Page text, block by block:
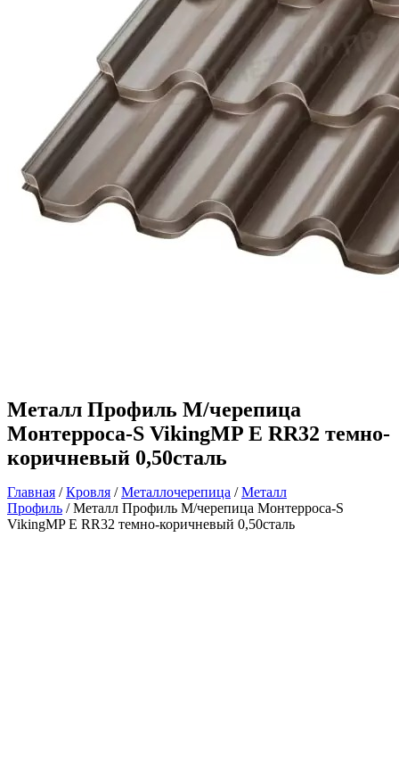
Металл Профиль М/черепица
Монтерроса-S VikingMP E RR32 темно-
коричневый 0,50сталь
Главная /Кровля /Металлочерепица /Металл
Профиль / Металл Профиль М/черепица Монтерроса-S
VikingMP E RR32 темно-коричневый 0,50сталь